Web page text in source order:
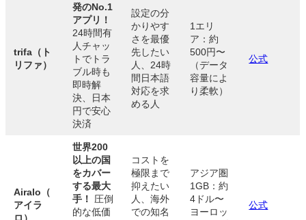
trifa（ト
リファ）
発のNo.1
アプリ！
24時間有
人チャッ
トでトラ
ブル時も
即時解
決、日本
円で安心
決済
設定の分
かりやす
さを最優
先したい
人、24時
間日本語
対応を求
める人
1エリ
ア：約
500円〜
（データ
容量によ
り柔軟）
公式
Airalo（
アイラ
ロ）
世界200
以上の国
をカバー
する最大
手！
圧倒
的な低価
コストを
極限まで
抑えたい
人、海外
での知名
アジア圏
1GB：約
4ドル〜
ヨーロッ
公式